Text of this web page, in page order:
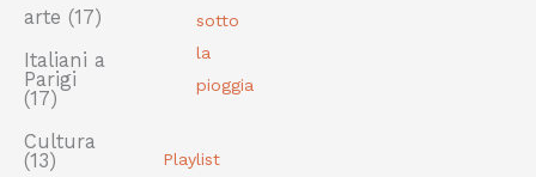
sotto
la
pioggia
Playlist
arte(17)
Italiani a
Parigi
(17)
Cultura
(13)